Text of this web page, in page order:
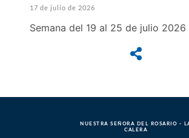
17 de julio de 2026
Semana del 19 al 25 de julio 2026
NUESTRA SEÑORA DEL ROSARIO -
CALERA